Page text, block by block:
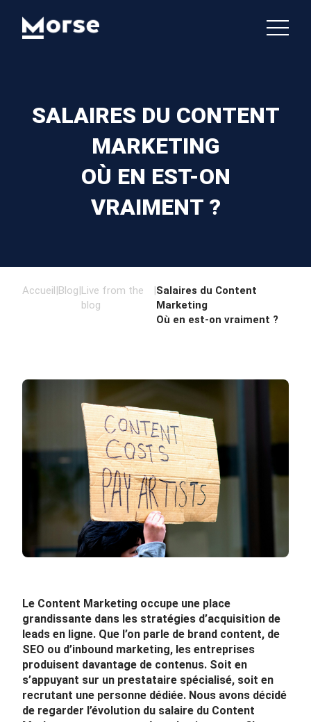
SALAIRES DU CONTENT
MARKETING
OÙ EN EST-ON
VRAIMENT ?
Accueil|Blog|Live from the
blog
|Salaires du Content
Marketing
Où en est-on vraiment ?
Le Content Marketing occupe une place
grandissante dans les stratégies d’acquisition de
leads en ligne. Que l’on parle de brand content, de
SEO ou d’inbound marketing, les entreprises
produisent davantage de contenus. Soit en
s’appuyant sur un prestataire spécialisé, soit en
recrutant une personne dédiée. Nous avons décidé
de regarder l’évolution du salaire du Content